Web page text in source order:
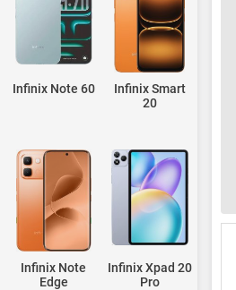
Infinix Note 60
Infinix Smart
20
Infinix Note
Edge
Infinix Xpad 20
Pro